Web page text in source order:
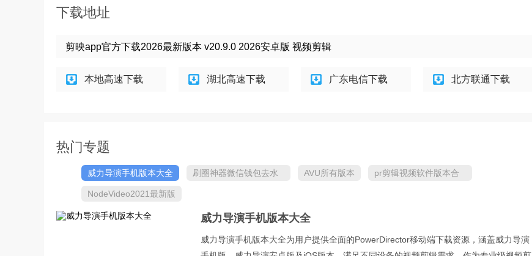
下载地址
剪映app官方下载2026最新版本 v20.9.0 2026安卓版 视频剪辑
本地高速下载 湖北高速下载 广东电信下载 北方联通下载
热门专题
威力导演手机版本大全
刷圈神器微信钱包去水
AVU所有版本
pr剪辑视频软件版本合
NodeVideo2021最新版
威力导演手机版本大全
威力导演手机版本大全为用户提供全面的PowerDirector移动端下载资源，涵盖威力导演